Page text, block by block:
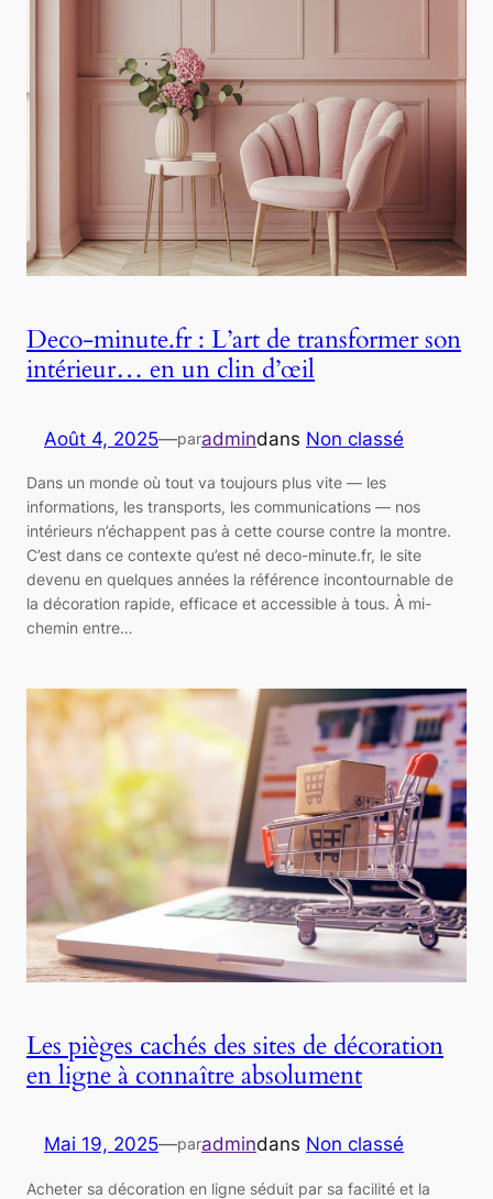
Deco-minute.fr : L’art de transformer son
intérieur… en un clin d’œil
Août 4, 2025—paradmindans Non classé
Dans un monde où tout va toujours plus vite — les
informations, les transports, les communications — nos
intérieurs n’échappent pas à cette course contre la montre.
C’est dans ce contexte qu’est né deco-minute.fr, le site
devenu en quelques années la référence incontournable de
la décoration rapide, efficace et accessible à tous. À mi-
chemin entre…
Les pièges cachés des sites de décoration
en ligne à connaître absolument
Mai 19, 2025—paradmindans Non classé
Acheter sa décoration en ligne séduit par sa facilité et la